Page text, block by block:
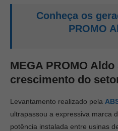
Conheça os
PROMO
MEGA PROMO
crescimento do
Levantamento realizado pela
ultrapassou a expressiva marca
potência instalada entre usinas